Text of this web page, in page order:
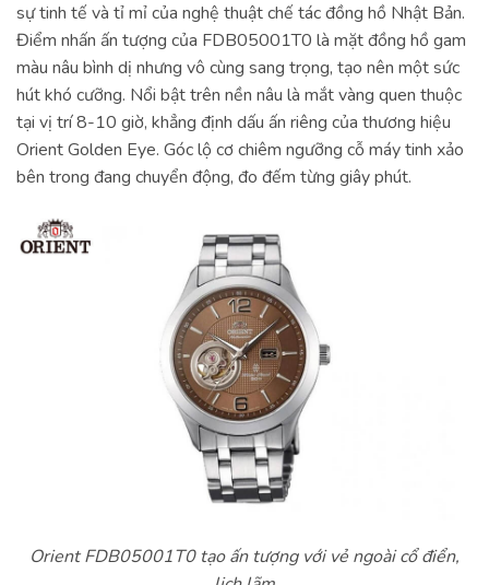
sự tinh tế và tỉ mỉ của nghệ thuật chế tác đồng hồ Nhật Bản.
Điểm nhấn ấn tượng của FDB05001T0 là mặt đồng hồ gam
màu nâu bình dị nhưng vô cùng sang trọng, tạo nên một sức
hút khó cưỡng. Nổi bật trên nền nâu là mắt vàng quen thuộc
tại vị trí 8-10 giờ, khẳng định dấu ấn riêng của thương hiệu
Orient Golden Eye. Góc lộ cơ chiêm ngưỡng cỗ máy tinh xảo
bên trong đang chuyển động, đo đếm từng giây phút.
Orient FDB05001T0 tạo ấn tượng với vẻ ngoài cổ điển,